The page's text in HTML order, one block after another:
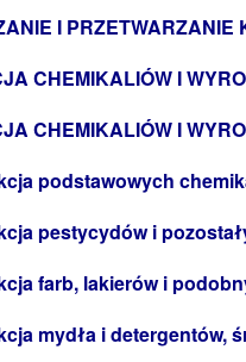
I
CHEMIKALIÓW I
CHEMIKALIÓW I
podstawowych
pestycydów i
farb, lakierów i
mydła i